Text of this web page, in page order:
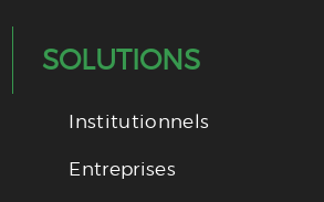
SOLUTIONS
Institutionnels
Entreprises